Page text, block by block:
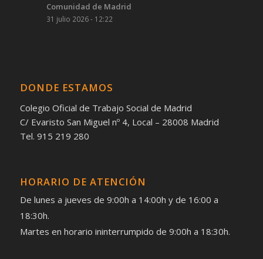
Comunidad de Madrid
31 julio 2026 - 12:22
DONDE ESTAMOS
Colegio Oficial de Trabajo Social de Madrid
C/ Evaristo San Miguel nº 4, Local – 28008 Madrid
Tel. 915 219 280
HORARIO DE ATENCIÓN
De lunes a jueves de 9:00h a 14:00h y de 16:00 a
18:30h.
Martes en horario ininterrumpido de 9:00h a 18:30h.